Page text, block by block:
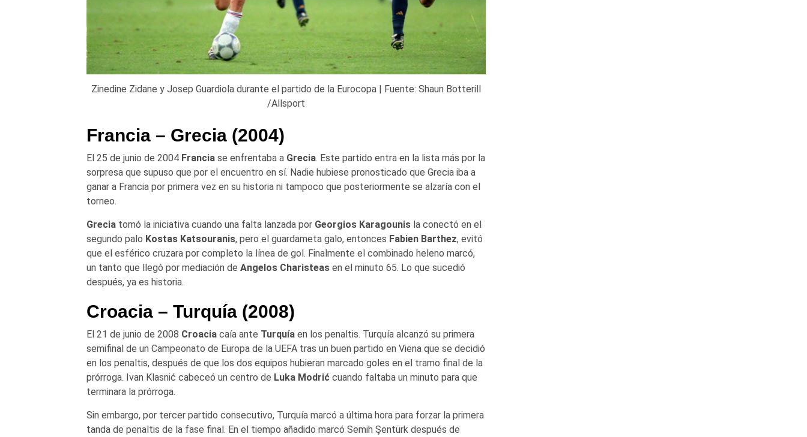
Zinedine Zidane y Josep Guardiola durante el partido de la Eurocopa | Fuente: Shaun Botterill
/Allsport
Francia – Grecia (2004)
El 25 de junio de 2004 Franciase enfrentaba a Grecia. Este partido entra en la lista más por la
sorpresa que supuso que por el encuentro en sí. Nadie hubiese pronosticado que Grecia iba a
ganar a Francia por primera vez en su historia ni tampoco que posteriormente se alzaría con el
torneo.
Greciatomó la iniciativa cuando una falta lanzada por Georgios Karagounisla conectó en el
segundo palo Kostas Katsouranis, pero el guardameta galo, entonces Fabien Barthez, evitó
que el esférico cruzara por completo la línea de gol. Finalmente el combinado heleno marcó,
un tanto que llegó por mediación de Angelos Charisteasen el minuto 65. Lo que sucedió
después, ya es historia.
Croacia – Turquía (2008)
El 21 de junio de 2008 Croaciacaía ante Turquíaen los penaltis. Turquía alcanzó su primera
semifinal de un Campeonato de Europa de la UEFA tras un buen partido en Viena que se decidió
en los penaltis, después de que los dos equipos hubieran marcado goles en el tramo final de la
prórroga. Ivan Klasnić cabeceó un centro de Luka Modrić cuando faltaba un minuto para que
terminara la prórroga.
Sin embargo, por tercer partido consecutivo, Turquía marcó a última hora para forzar la primera
tanda de penaltis de la fase final. En el tiempo añadido marcó Semih Şentürk después de